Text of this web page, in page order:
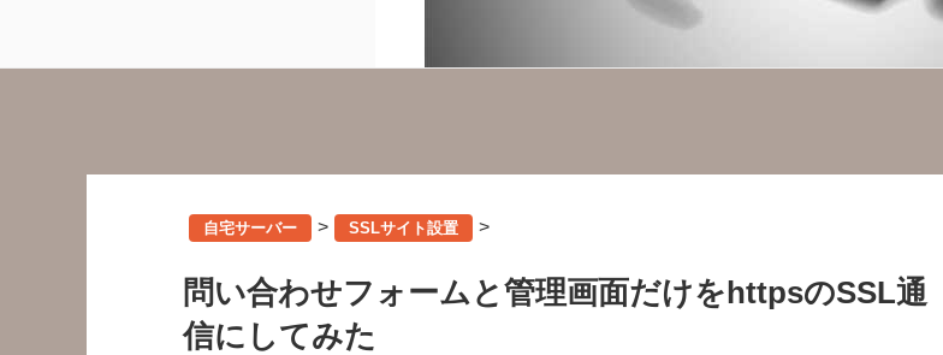
自宅サーバー > SSLサイト設置 >
問い合わせフォームと管理画面だけをhttpsのSSL通
信にしてみた